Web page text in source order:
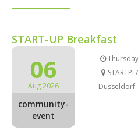
START-UP Breakfast
06
Aug 2026
community-
event
Düsseldorf